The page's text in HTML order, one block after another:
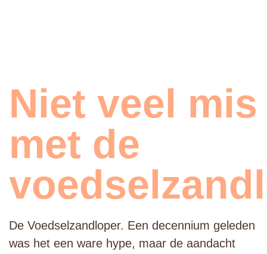
Niet veel mis
met de
De Voedselzandloper. Een decennium geleden
was het een ware hype, maar de aandacht